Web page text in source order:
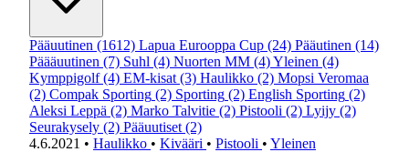
Pääuutinen (1612) Lapua Eurooppa Cup (24) Pääutinen (14)
Päääuutinen (7) Suhl (4) Nuorten MM (4)Yleinen (4)
Kymppigolf (4) EM-kisat (3) Haulikko (2) Mopsi Veromaa
(2) Compak Sporting (2) Sporting (2) English Sporting (2)
Aleksi Leppä (2) Marko Talvitie (2) Pistooli (2) Lyijy (2)
Seurakysely (2) Pääuutiset (2)
4.6.2021 • Haulikko • Kivääri • Pistooli • Yleinen